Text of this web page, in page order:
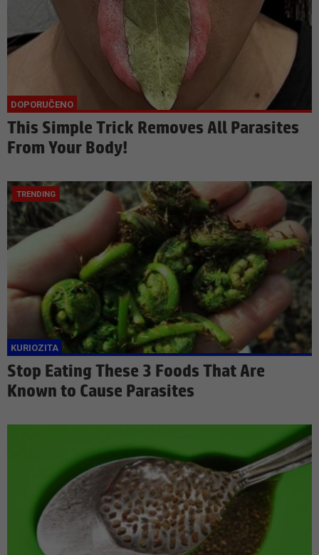
This Simple Trick Removes All Parasites
From Your Body!
Stop Eating These 3 Foods That Are
Known to Cause Parasites